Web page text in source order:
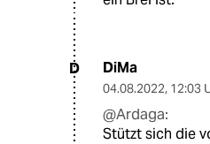
D DiMa
04.08.2022, 12:03
@Ardaga:
Stützt sich die